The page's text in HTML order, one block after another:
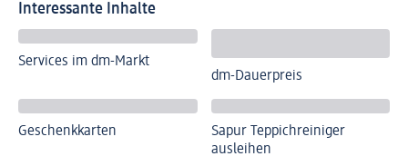
Interessante Inhalte
Services im dm-Markt
dm-Dauerpreis
Geschenkkarten
Sapur Teppichreiniger
ausleihen